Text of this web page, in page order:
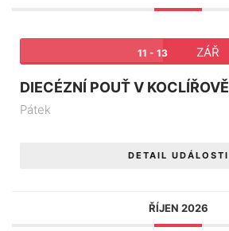
11 - 13 ZÁŘ
DIECÉZNÍ POUŤ V KOCLÍŘOVĚ
Pátek
DETAIL UDÁLOSTI
ŘÍJEN 2026